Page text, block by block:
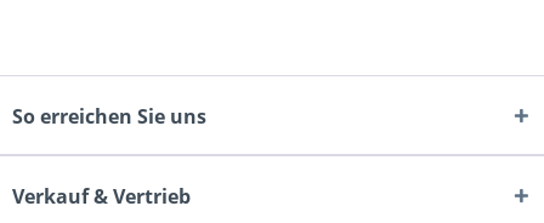
So erreichen Sie uns
Verkauf & Vertrieb